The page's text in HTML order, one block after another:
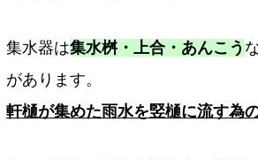
集水器は集水桝・上合・あんこう
があります。
軒樋が集めた雨水を竪樋に流す為